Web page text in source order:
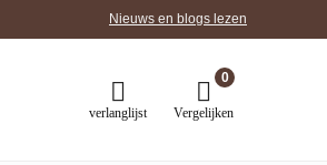
Nieuws en blogs lezen
verlanglijst
0
Vergelijken